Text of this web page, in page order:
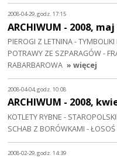
2008-04-29, godz. 17:15
ARCHIWUM - 2008, maj
PIEROGI Z LETNINA -
POTRAWY ZE SZPARAGÓW -
RABARBAROWA » więcej
2008-04-04, godz. 10:08
ARCHIWUM - 2008,
KOTLETY RYBNE -
SCHAB Z BORÓWKAMI -
2008-02-29, godz. 14:39